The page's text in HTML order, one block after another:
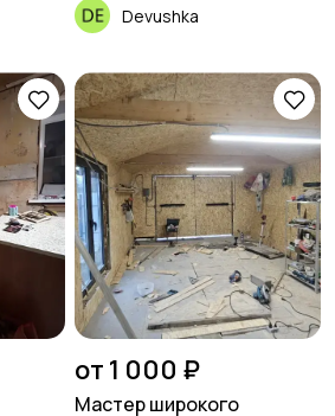
Devushka
от 1 000 ₽
Мастер широкого